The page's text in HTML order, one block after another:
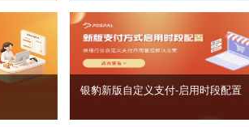
银豹新版自定义支付‑启用时段配置